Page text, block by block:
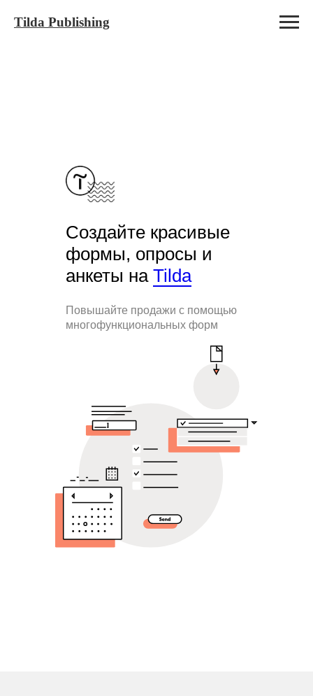
Tilda Publishing
Создайте красивые
формы, опросы и
анкеты на Tilda
Повышайте продажи с помощью
многофункциональных форм